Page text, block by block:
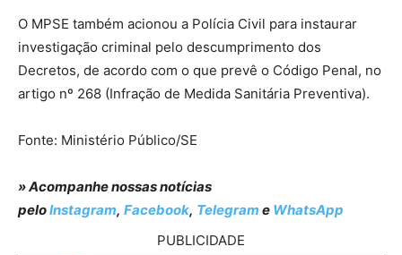
O MPSE também acionou a Polícia Civil para instaurar
investigação criminal pelo descumprimento dos
Decretos, de acordo com o que prevê o Código Penal, no
artigo nº 268 (Infração de Medida Sanitária Preventiva).
Fonte: Ministério Público/SE
» Acompanhe nossas notícias
peloInstagram, Facebook, Telegram e WhatsApp
PUBLICIDADE